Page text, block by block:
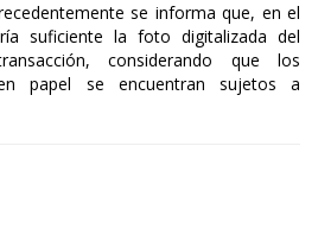
se informa que, en el
suficiente la foto digitalizada del
considerando que los
papel se encuentran sujetos a